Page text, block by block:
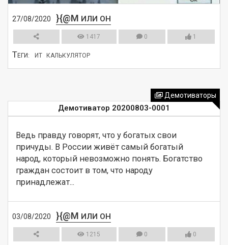
27/08/2020 }{@M ИЛИ ОН
1417 0 1
ТЕГИ: ИТ КАЛЬКУЛЯТОР
Демотиватор 20200803-0001
Ведь правду говорят, что у богатых свои
причуды. В России живёт самый богатый
народ, который невозможно понять. Богатство
граждан состоит в том, что народу
принадлежат...
03/08/2020 }{@M ИЛИ ОН
1215 0 0
Демотиваторы